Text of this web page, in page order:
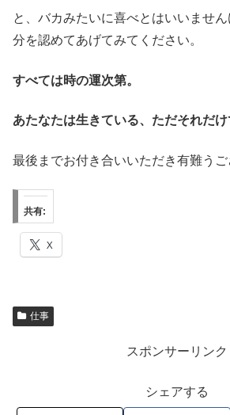
と、バカみたいに喜べとはいいませ
分を認めてあげてみてください。
すべては時の運次第。
あたなたは生きている、ただそれだけ
最後までお付き合いいただき有難うご
共有:
X
仕事
スポンサーリンク
シェアする